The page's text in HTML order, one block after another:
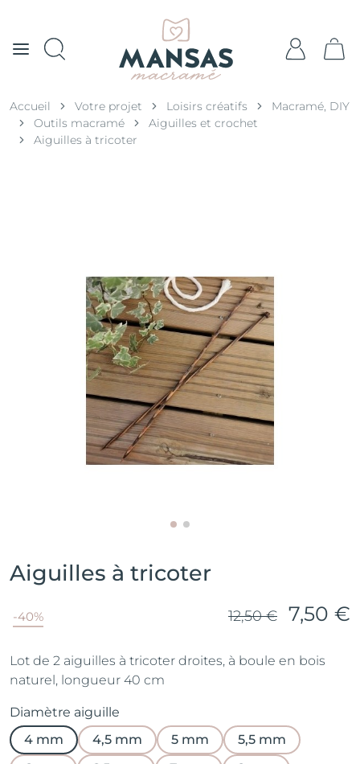
Accueil Votre projet Loisirs créatifs
Macramé, DIY
Outils macramé
Aiguilles et crochet
Aiguilles à tricoter
Aiguilles à tricoter
-40% 12,50 € 7,50 €
Lot de 2 aiguilles à tricoter droites, à boule en bois
naturel, longueur 40 cm
Diamètre aiguille
4 mm
4,5 mm 5 mm
5,5 mm